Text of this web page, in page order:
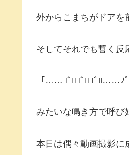
外からこまちがドアを
そしてそれでも暫く反
「……ｺﾞﾛｺﾞﾛｺﾞﾛ……ﾌﾟ
みたいな鳴き方で呼び
本日は偶々動画撮影に